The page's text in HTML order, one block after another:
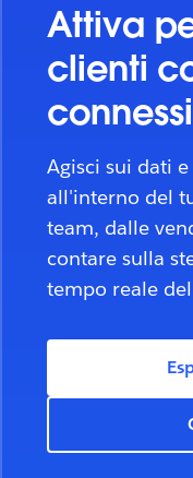
Attiva
clienti
connessi
Agisci sui dati
all'interno del
team, dalle
contare sulla
tempo reale